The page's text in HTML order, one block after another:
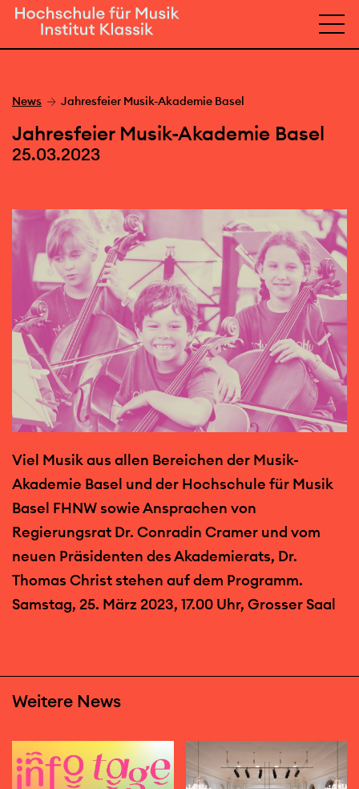
News Jahresfeier Musik-Akademie Basel
Jahresfeier Musik-Akademie Basel
25.03.2023
Viel Musik aus allen Bereichen der Musik-
Akademie Basel und der Hochschule für Musik
Basel FHNW sowie Ansprachen von
Regierungsrat Dr. Conradin Cramer und vom
neuen Präsidenten des Akademierats, Dr.
Thomas Christ stehen auf dem Programm.
Samstag, 25. März 2023, 17.00 Uhr, Grosser Saal
Weitere News